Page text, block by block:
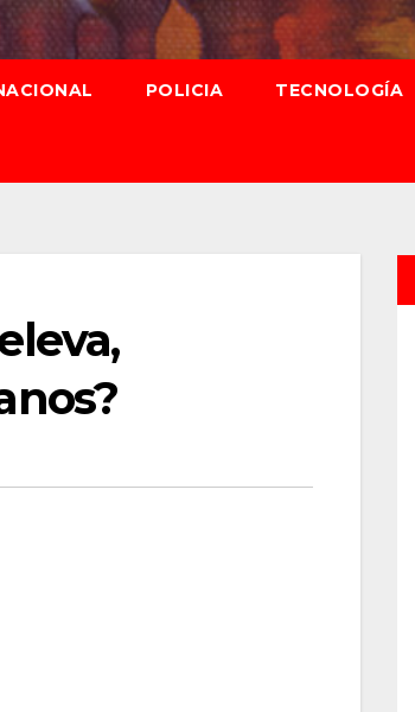
POLICIA TECNOLOGÍA